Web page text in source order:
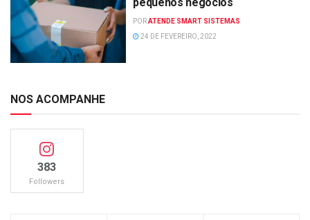
PORATENDE SMART SISTEMAS
24 DE FEVEREIRO, 2022
NOS ACOMPANHE
383
Followers